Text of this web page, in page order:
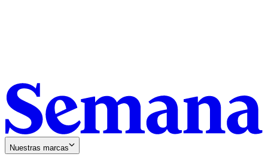
Nuestras marcas